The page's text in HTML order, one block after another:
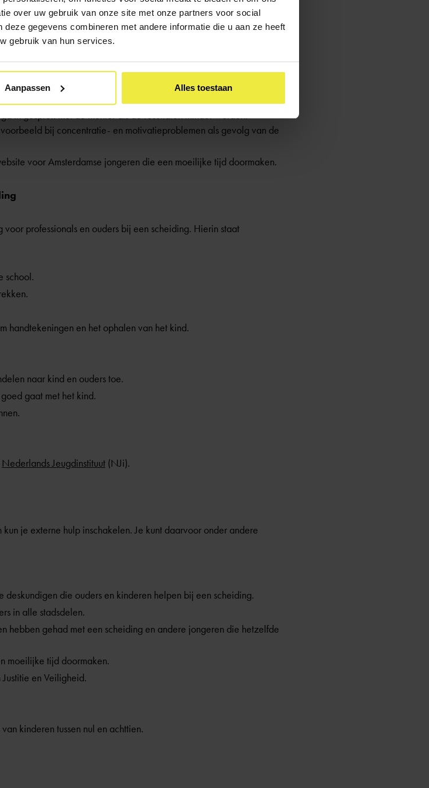
over uw gebruik van onze site met onze partners voor social
gegevens combineren met andere informatie die u aan ze heeft
gebruik van hun services.
Aanpassen Alles toestaan
onderstaande tips helpen om het welzijn en geluk van je kind te
Doe dit wel in overleg met je kind.
in gesprek met de mentor als de resultaten minder worden.
bij concentratie- en motivatieproblemen als gevolg van de
voor Amsterdamse jongeren die een moeilijke tijd doormaken.
professionals en ouders bij een scheiding. Hierin staat
school.
.
handtekeningen en het ophalen van het kind.
naar kind en ouders toe.
gaat met het kind.
Nederlands Jeugdinstituut (NJi).
je externe hulp inschakelen. Je kunt daarvoor onder andere
deskundigen die ouders en kinderen helpen bij een scheiding.
in alle stadsdelen.
hebben gehad met een scheiding en andere jongeren die hetzelfde
moeilijke tijd doormaken.
en Veiligheid.
kinderen tussen nul en achttien.